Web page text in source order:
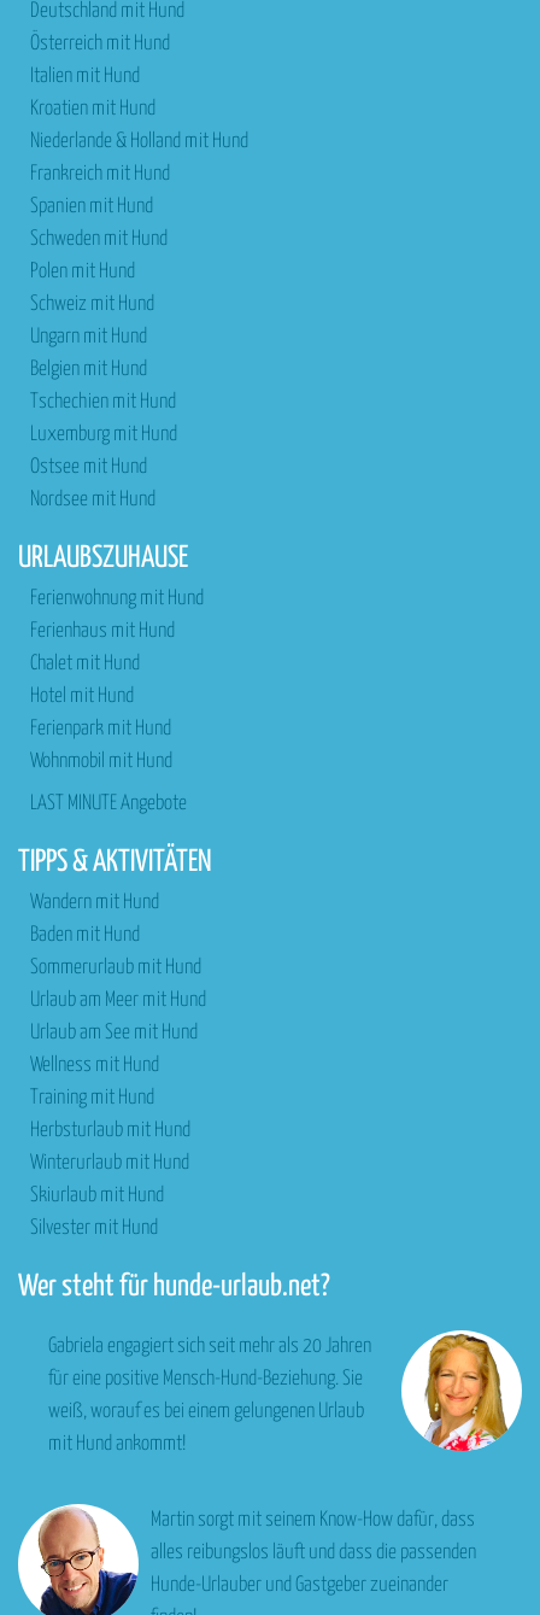
Deutschland mit Hund
Österreich mit Hund
Italien mit Hund
Kroatien mit Hund
Niederlande & Holland mit Hund
Frankreich mit Hund
Spanien mit Hund
Schweden mit Hund
Polen mit Hund
Schweiz mit Hund
Ungarn mit Hund
Belgien mit Hund
Tschechien mit Hund
Luxemburg mit Hund
Ostsee mit Hund
Nordsee mit Hund
URLAUBSZUHAUSE
Ferienwohnung mit Hund
Ferienhaus mit Hund
Chalet mit Hund
Hotel mit Hund
Ferienpark mit Hund
Wohnmobil mit Hund
LAST MINUTE Angebote
TIPPS & AKTIVITÄTEN
Wandern mit Hund
Baden mit Hund
Sommerurlaub mit Hund
Urlaub am Meer mit Hund
Urlaub am See mit Hund
Wellness mit Hund
Training mit Hund
Herbsturlaub mit Hund
Winterurlaub mit Hund
Skiurlaub mit Hund
Silvester mit Hund
Wer steht für hunde-urlaub.net?
Gabriela engagiert sich seit mehr als 20 Jahren
für eine positive Mensch-Hund-Beziehung. Sie
weiß, worauf es bei einem gelungenen Urlaub
mit Hund ankommt!
Martin sorgt mit seinem Know-How dafür, dass
alles reibungslos läuft und dass die passenden
Hunde-Urlauber und Gastgeber zueinander